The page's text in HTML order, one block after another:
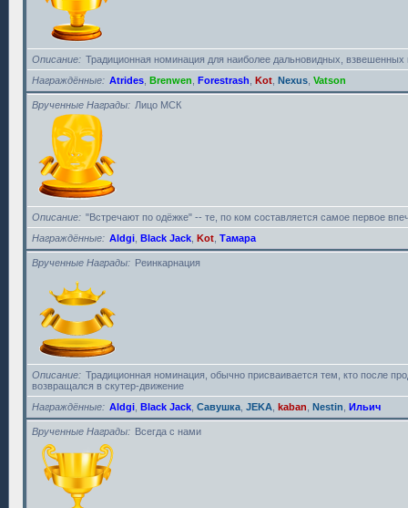
Описание
Традиционная номинация для наиболее дальновидных, взвешенных
Награждённые
Atrides Brenwen Forestrash Kot Nexus Vatson
Врученные Награды Лицо МСК
Описание
"Встречают по одёжке" -- те, по ком составляется самое первое
Награждённые
Aldgi Black Jack Kot Тамара
Врученные Награды Реинкарнация
Описание
Традиционная номинация, обычно присваивается тем, кто после
возвращался в скутер-движение
Награждённые
Aldgi Black Jack Савушка JEKA kaban Nestin Ильич
Врученные Награды Всегда с нами